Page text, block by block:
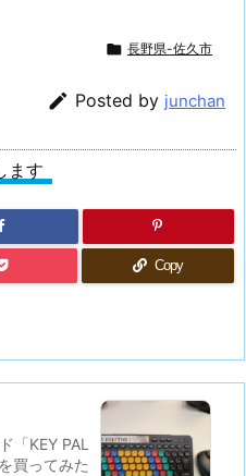
 長野県-佐久市
 Posted by junchan
ます
Copy
「KEY PAL
買ってみた